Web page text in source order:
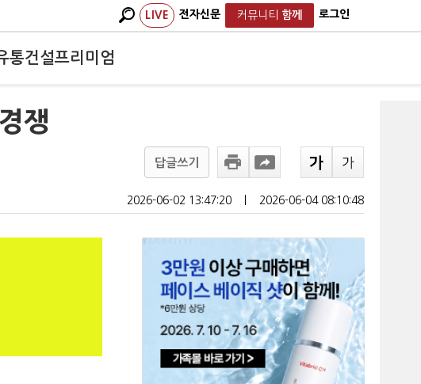
LIVE 전자신문 커뮤니티 함께 로그인
통건설프리미엄
쟁
답글쓰기
2026-06-02 13:47:20 2026-06-04 08:10:48